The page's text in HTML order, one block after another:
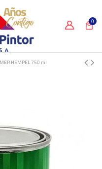
0
HEMPEL 750 ml